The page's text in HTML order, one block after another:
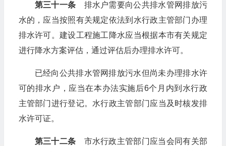
第三十一条 排水户需要向公共排水管网排放污
水的，应当按照有关规定依法到水行政主管部门办理
排水许可。建设工程施工降水应当根据本市有关规定
进行降水方案评估，通过评估后办理排水许可。
已经向公共排水管网排放污水但尚未办理排水许
可的排水户，应当在本办法实施后6个月内到水行政
主管部门进行登记。水行政主管部门应当及时核发排
水许可证。
第三十二条 市水行政主管部门应当会同有关部